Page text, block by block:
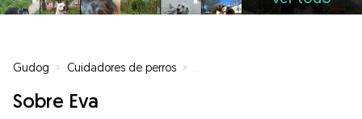
Gudog » Cuidadores de perros »
Sobre Eva